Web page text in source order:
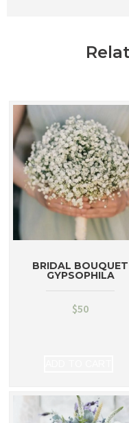
BRIDAL BOUQUET
GYPSOPHILA
$50